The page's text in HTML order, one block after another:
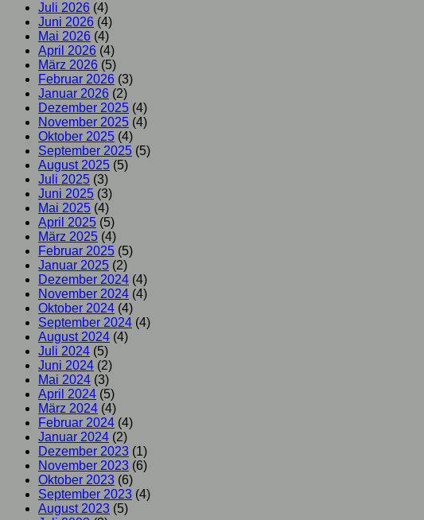
Juli 2026 (4)
Juni 2026 (4)
Mai 2026 (4)
April 2026 (4)
März 2026 (5)
Februar 2026 (3)
Januar 2026 (2)
Dezember 2025 (4)
November 2025 (4)
Oktober 2025 (4)
September 2025 (5)
August 2025 (5)
Juli 2025 (3)
Juni 2025 (3)
Mai 2025 (4)
April 2025 (5)
März 2025 (4)
Februar 2025 (5)
Januar 2025 (2)
Dezember 2024 (4)
November 2024 (4)
Oktober 2024 (4)
September 2024 (4)
August 2024 (4)
Juli 2024 (5)
Juni 2024 (2)
Mai 2024 (3)
April 2024 (5)
März 2024 (4)
Februar 2024 (4)
Januar 2024 (2)
Dezember 2023 (1)
November 2023 (6)
Oktober 2023 (6)
September 2023 (4)
August 2023 (5)